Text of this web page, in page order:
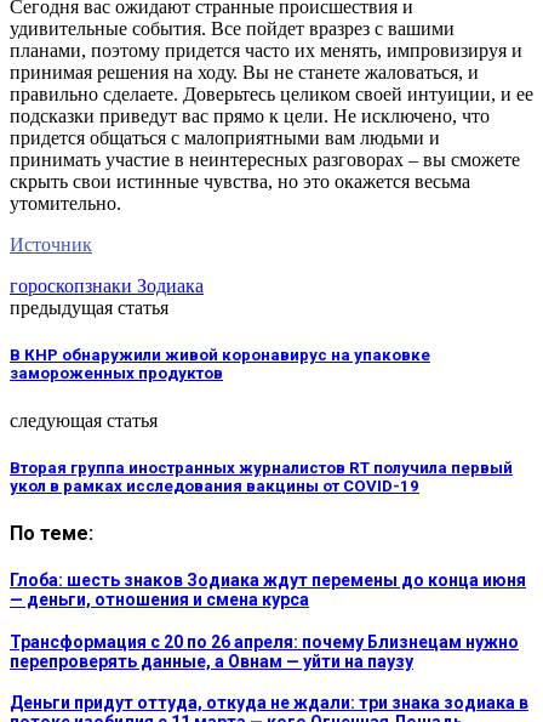
Сегодня вас ожидают странные происшествия и
удивительные события. Все пойдет вразрез с вашими
планами, поэтому придется часто их менять, импровизируя и
принимая решения на ходу. Вы не станете жаловаться, и
правильно сделаете. Доверьтесь целиком своей интуиции, и ее
подсказки приведут вас прямо к цели. Не исключено, что
придется общаться с малоприятными вам людьми и
принимать участие в неинтересных разговорах – вы сможете
скрыть свои истинные чувства, но это окажется весьма
утомительно.
Источник
гороскопзнаки Зодиака
предыдущая статья
В КНР обнаружили живой коронавирус на упаковке
замороженных продуктов
следующая статья
Вторая группа иностранных журналистов RT получила первый
укол в рамках исследования вакцины от COVID-19
По теме:
Глоба: шесть знаков Зодиака ждут перемены до конца июня
— деньги, отношения и смена курса
Трансформация с 20 по 26 апреля: почему Близнецам нужно
перепроверять данные, а Овнам — уйти на паузу
Деньги придут оттуда, откуда не ждали: три знака зодиака в